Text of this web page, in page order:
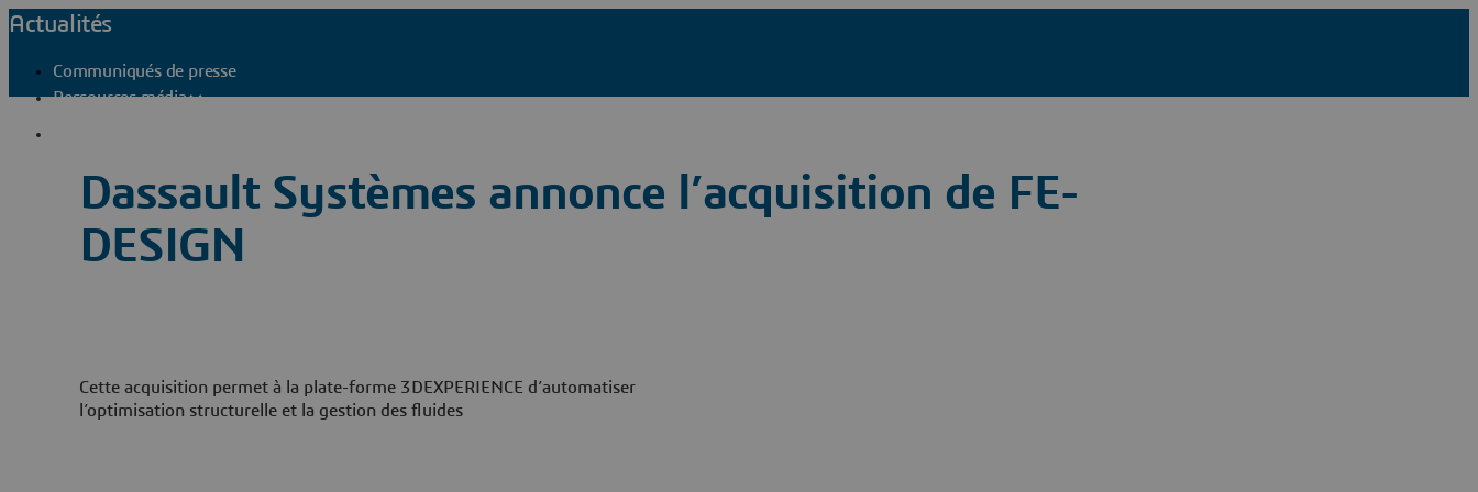
Actualités
Communiqués de presse
Ressources média
Dassault Systèmes annonce l’acquisition de FE-
DESIGN
Cette acquisition permet à la plate-forme 3DEXPERIENCE d’automatiser
l’optimisation structurelle et la gestion des fluides